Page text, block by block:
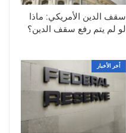
سقف الدين الأمريكي: ماذا
لو لم يتم رفع سقف الدين؟
أخر الأخبار